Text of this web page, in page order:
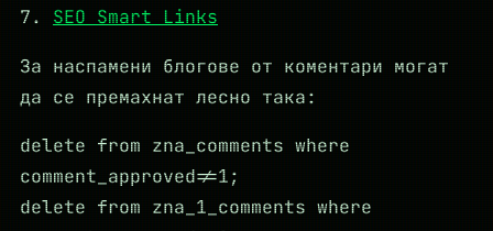
7. SEO Smart Links
За наспамени блогове от коментари могат
да се премахнат лесно така:
delete from zna_comments where
comment_approved!=1;
delete from zna_1_comments where